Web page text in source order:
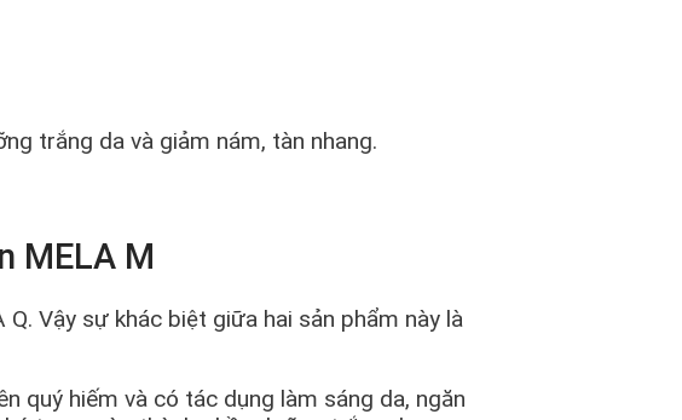
trắng da và giảm nám, tàn nhang.
MELA M
Vậy sự khác biệt giữa hai sản phẩm này là
quý hiếm và có tác dụng làm sáng da, ngăn